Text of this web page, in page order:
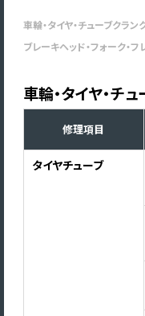
車輪・タイヤ・チューブクラン
ブレーキヘッド・フォーク・フ
車輪・タイヤ・チュ
修理項目
タイヤチューブ